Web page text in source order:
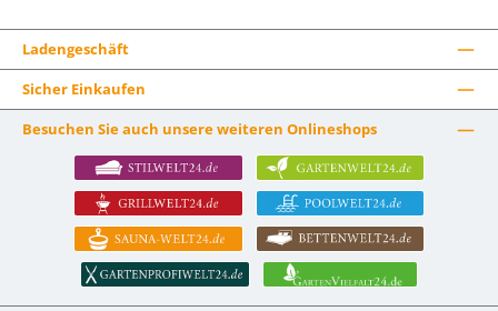
Ladengeschäft
Sicher Einkaufen
Besuchen Sie auch unsere weiteren Onlineshops